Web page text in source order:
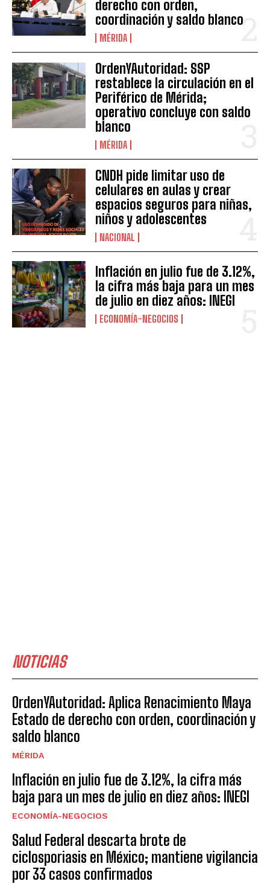
derecho con orden,
coordinación y saldo blanco
MÉRIDA
OrdenYAutoridad: SSP
restablece la circulación en el
Periférico de Mérida;
operativo concluye con saldo
blanco
MÉRIDA
CNDH pide limitar uso de
celulares en aulas y crear
espacios seguros para niñas,
niños y adolescentes
NACIONAL
Inflación en julio fue de 3.12%,
la cifra más baja para un mes
de julio en diez años: INEGI
ECONOMÍA-NEGOCIOS
NOTICIAS
OrdenYAutoridad: Aplica Renacimiento Maya
Estado de derecho con orden, coordinación y
saldo blanco
MÉRIDA
Inflación en julio fue de 3.12%, la cifra más
baja para un mes de julio en diez años: INEGI
ECONOMÍA-NEGOCIOS
Salud Federal descarta brote de
ciclosporiasis en México; mantiene vigilancia
por 33 casos confirmados